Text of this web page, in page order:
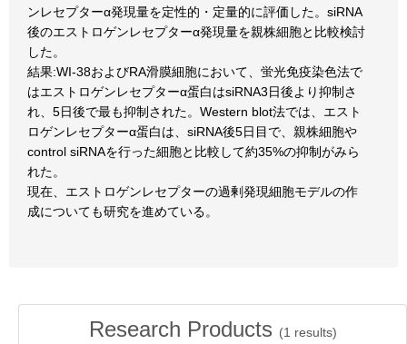
ンレセプターα発現量を定性的・定量的に評価した。siRNA
後のエストロゲンレセプターα発現量を親株細胞と比較検討
した。
結果:WI-38およびRA滑膜細胞において、蛍光免疫染色法で
はエストロゲンレセプターα蛋白はsiRNA3日後より抑制さ
れ、5日後で最も抑制された。Western blot法では、エスト
ロゲンレセプターα蛋白は、siRNA後5日目で、親株細胞や
control siRNAを行った細胞と比較して約35%の抑制がみら
れた。
現在、エストロゲンレセプターの過剰発現細胞モデルの作
成についても研究を進めている。
Research Products (1 results)